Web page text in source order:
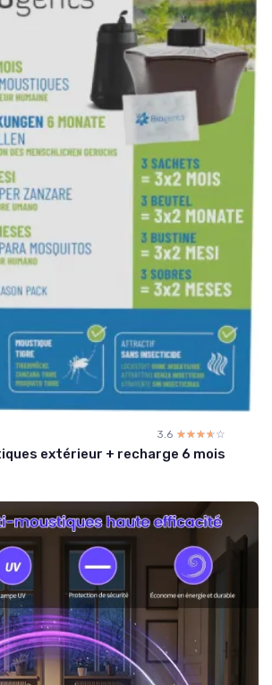
3.6 ☆☆☆☆☆
★★★★★
extérieur + recharge 6 mois